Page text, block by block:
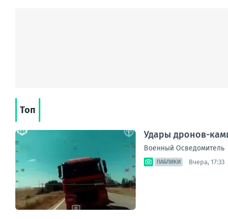
Топ
Удары дронов-
Военный Осведомитель
ПАБЛИКИ Вчера, 17:33